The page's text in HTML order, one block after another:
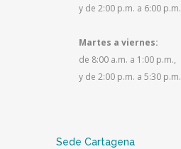
y de 2:00 p.m. a 6:00 p.m.
Martes a viernes:
de 8:00 a.m. a 1:00 p.m.,
y de 2:00 p.m. a 5:30 p.m.
Sede Cartagena